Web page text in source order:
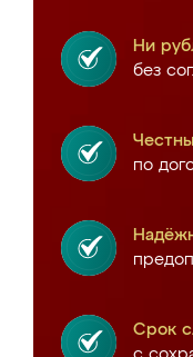
Ни
без
по
Срок